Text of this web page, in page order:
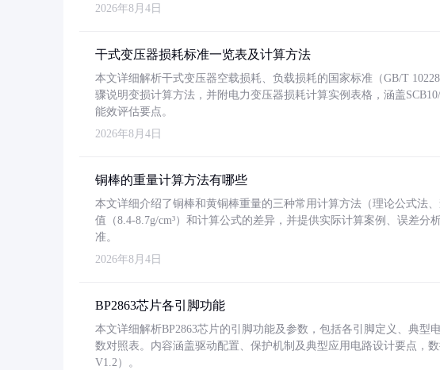
2026年8月4日
干式变压器损耗标准一览表及计算方法
本文详细解析干式变压器空载损耗、负载损耗的国家标准（GB/T
骤说明变损计算方法，并附电力变压器损耗计算实例表格，涵盖
能效评估要点。
2026年8月4日
铜棒的重量计算方法有哪些
本文详细介绍了铜棒和黄铜棒重量的三种常用计算方法（理论公式法
值（8.4-8.7g/cm³）和计算公式的差异，并提供实际计算案例、误差分
准。
2026年8月4日
BP2863芯片各引脚功能
本文详细解析BP2863芯片的引脚功能及参数，包括各引脚定义、典型
数对照表。内容涵盖驱动配置、保护机制及典型应用电路设计要点，
V1.2）。